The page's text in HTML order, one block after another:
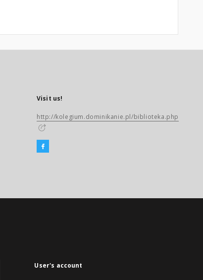
Visit us!
http://kolegium.dominikanie.pl/biblioteka.php
User's account